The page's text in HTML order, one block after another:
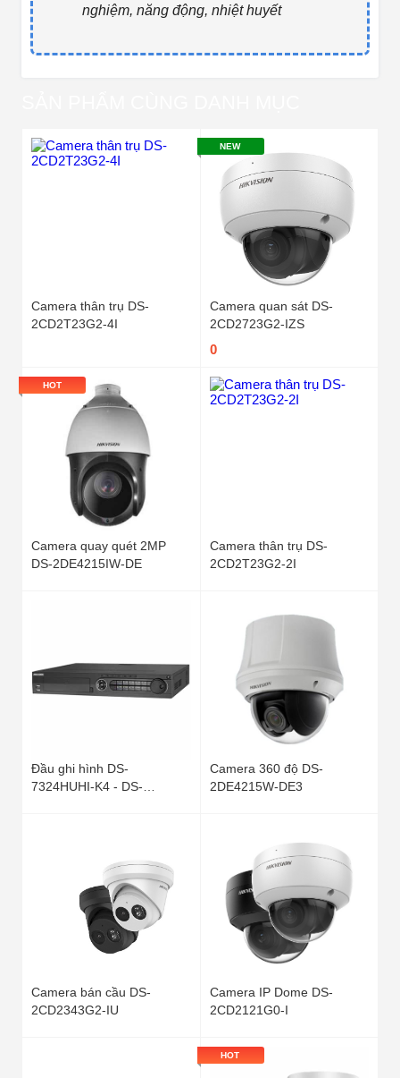
nghiệm, năng động, nhiệt huyết
Camera thân trụ DS-
2CD2T23G2-4I
Camera quan sát DS-
2CD2723G2-IZS
0
NEW
Camera quay quét 2MP
DS-2DE4215IW-DE
HOT
Camera thân trụ DS-
2CD2T23G2-2I
Đầu ghi hình DS-
7324HUHI-K4 - DS-
Camera 360 độ DS-
2DE4215W-DE3
Camera bán cầu DS-
2CD2343G2-IU
Camera IP Dome DS-
2CD2121G0-I
HOT